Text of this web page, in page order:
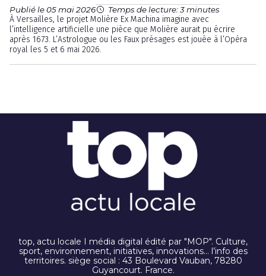
Publié le 05 mai 2026 Temps de lecture: 3 minutes
À Versailles, le projet Molière Ex Machina imagine avec
l’intelligence artificielle une pièce que Molière aurait pu écrire
après 1673. L’Astrologue ou les Faux présages est jouée à l’Opéra
royal les 5 et 6 mai 2026.
top, actu locale I média digital édité par "MOP". Culture,
sport, environnement, initiatives, innovations… l’info des
territoires. siège social : 43 Boulevard Vauban, 78280
Guyancourt. France.